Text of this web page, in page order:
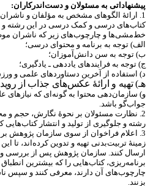
پیشنهاداتی به مسئولان و دست اندرکاران:
1. ارائۀ الگوهای مشخص به مؤلفان و ناشران
کتابهای درسی و کمک درسی در این رشته و
خطمشیها و چارچوبهای زیر که ناشران
الف) توجه به برنامه و محتوای درسی؛
ب) توجه به سن دانش آموزان؛
ج) توجه به فرایندهای یاددهی ـ یادگیری؛
د) استفاده از آخرین دستاوردهای علمی و
هـ) تهیه و ارائۀ عکسهای جذاب از
و) سازماندهی محتوا به گونه ای که نیازهای
جوابگو باشد.
2. نظارت مسئولان بر نحوۀ نگارش، حجم و محتوای کتاب
رشته و جلوگیری از تولید و انتشار کتابهایی
3. اعلام فراخوان از سوی سازمان پژوهش
زمینۀ تربیتبدنی تهیه و تدوین کرده اند، تا
ارسال کنند. سازمان پژوهش پس از بررسی و
برنامهریزی، کتابهایی را که بیشترین
چارچوبهای آن دارند، معرفی کنند و سپس
بزنند.